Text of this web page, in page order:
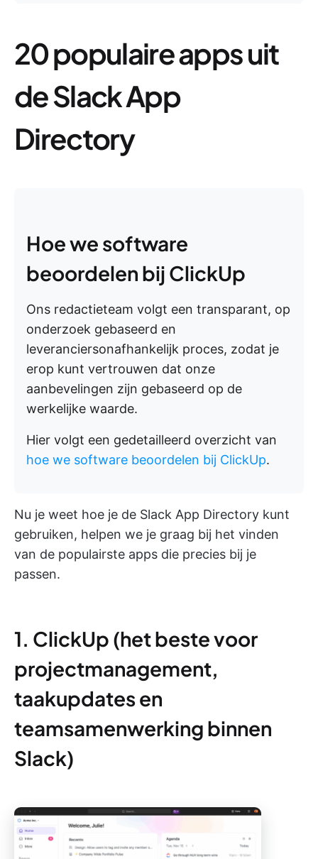
20 populaire apps uit
de Slack App
Directory
Hoe we software
beoordelen bij ClickUp
Ons redactieteam volgt een transparant, op
onderzoek gebaseerd en
leveranciersonafhankelijk proces, zodat je
erop kunt vertrouwen dat onze
aanbevelingen zijn gebaseerd op de
werkelijke waarde.
Hier volgt een gedetailleerd overzicht van
hoe we software beoordelen bij ClickUp.
Nu je weet hoe je de Slack App Directory kunt
gebruiken, helpen we je graag bij het vinden
van de populairste apps die precies bij je
passen.
1. ClickUp (het beste voor
projectmanagement,
taakupdates en
teamsamenwerking binnen
Slack)